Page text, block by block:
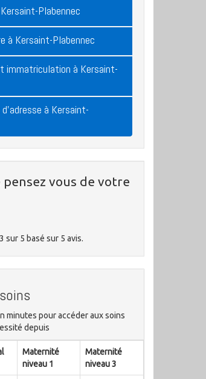
Plabennec
à Kersaint-Plabennec
immatriculation à Kersaint-
à Kersaint-
vous de votre
3 sur 5 basé sur 5 avis.
minutes pour accéder aux soins
depuis
Maternité
niveau 1
Maternité
niveau 3